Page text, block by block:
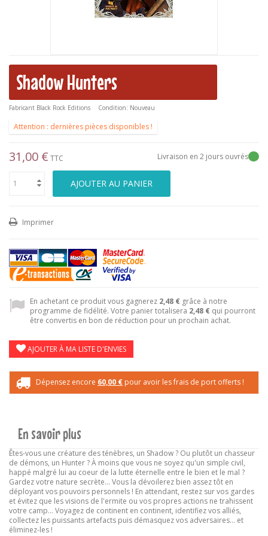
Shadow Hunters
Fabricant Black Rock Editions Condition: Nouveau
Attention : dernières pièces disponibles !
31,00 € TTC Livraison en 2 jours ouvrés
AJOUTER AU PANIER
Imprimer
En achetant ce produit vous gagnerez 2,48 € grâce à notre
programme de fidélité. Votre panier totalisera 2,48 € qui pourront
être convertis en bon de réduction pour un prochain achat.
AJOUTER À MA LISTE D'ENVIES
Dépensez encore 60,00 € pour avoir les frais de port offerts !
En savoir plus
Êtes-vous une créature des ténèbres, un Shadow ? Ou plutôt un chasseur
de démons, un Hunter ? À moins que vous ne soyez qu'un simple civil,
happé malgré lui au coeur de la lutte éternelle entre le bien et le mal ?
Gardez votre nature secrète… Vous la dévoilerez bien assez tôt en
déployant vos pouvoirs personnels ! En attendant, restez sur vos gardes
et évitez que les visions de l'ermite ou vos propres actions ne trahissent
votre camp… Voyagez de continent en continent, identifiez vos alliés,
collectez les puissants artefacts puis démasquez vos adversaires… et
éliminez-les !